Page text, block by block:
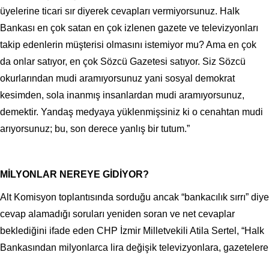
üyelerine ticari sır diyerek cevapları vermiyorsunuz. Halk
Bankası en çok satan en çok izlenen gazete ve televizyonları
takip edenlerin müşterisi olmasını istemiyor mu? Ama en çok
da onlar satıyor, en çok Sözcü Gazetesi satıyor. Siz Sözcü
okurlarından mudi aramıyorsunuz yani sosyal demokrat
kesimden, sola inanmış insanlardan mudi aramıyorsunuz,
demektir. Yandaş medyaya yüklenmişsiniz ki o cenahtan mudi
arıyorsunuz; bu, son derece yanlış bir tutum.”
MİLYONLAR NEREYE GİDİYOR?
Alt Komisyon toplantısında sorduğu ancak “bankacılık sırrı” diye
cevap alamadığı soruları yeniden soran ve net cevaplar
beklediğini ifade eden CHP İzmir Milletvekili Atila Sertel, “Halk
Bankasından milyonlarca lira değişik televizyonlara, gazetelere